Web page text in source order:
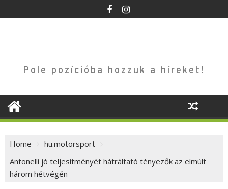
to
Pole pozícióba hozzuk a híreket!
Home
hu.motorsport
Antonelli jó teljesítményét hátráltató tényezők az elmúlt
három hétvégén